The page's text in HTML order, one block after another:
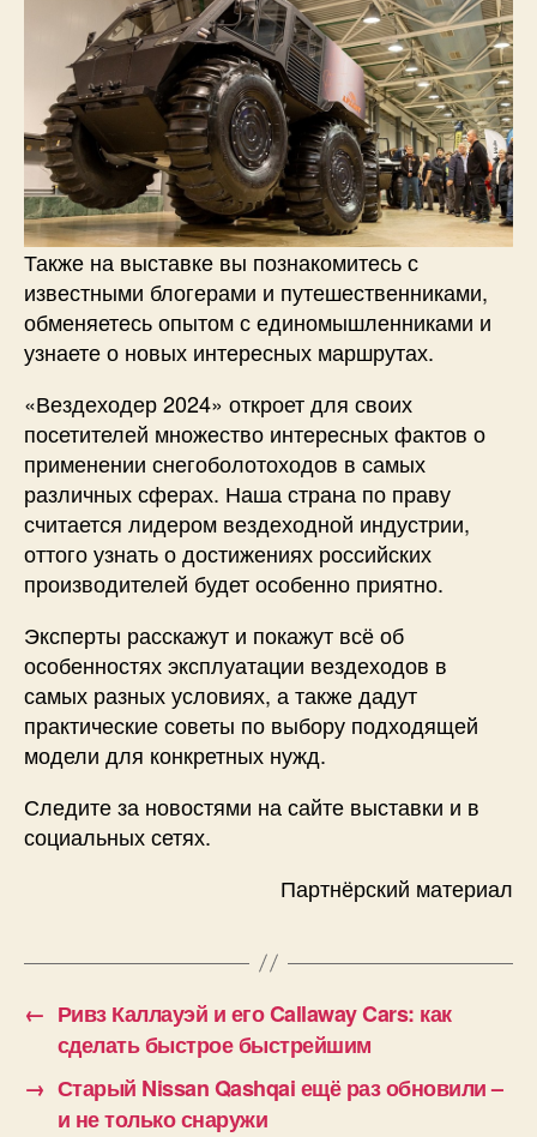
Также на выставке вы познакомитесь с
известными блогерами и путешественниками,
обменяетесь опытом с единомышленниками и
узнаете о новых интересных маршрутах.
«Вездеходер 2024» откроет для своих
посетителей множество интересных фактов о
применении снегоболотоходов в самых
различных сферах. Наша страна по праву
считается лидером вездеходной индустрии,
оттого узнать о достижениях российских
производителей будет особенно приятно.
Эксперты расскажут и покажут всё об
особенностях эксплуатации вездеходов в
самых разных условиях, а также дадут
практические советы по выбору подходящей
модели для конкретных нужд.
Следите за новостями на сайте выставки и в
социальных сетях.
Партнёрский материал
← Ривз Каллауэй и его Callaway Cars: как
сделать быстрое быстрейшим
→ Старый Nissan Qashqai ещё раз обновили –
и не только снаружи